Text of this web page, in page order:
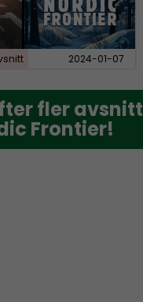
2024-01-07
fler avsnitt
Frontier!
fler avsnitt
Frontier!